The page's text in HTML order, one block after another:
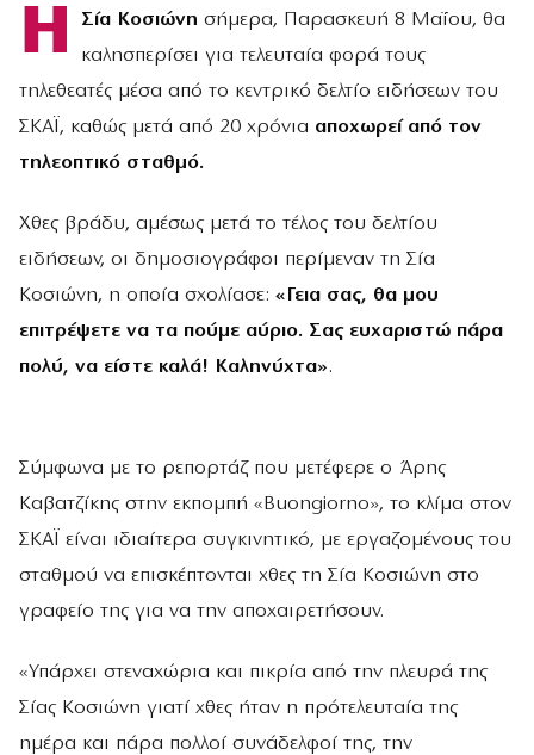
Η Σία Κοσιώνη σήμερα, Παρασκευή 8 Μαΐου, θα
καλησπερίσει για τελευταία φορά τους
τηλεθεατές μέσα από το κεντρικό δελτίο ειδήσεων του
ΣΚΑΪ, καθώς μετά από 20 χρόνια αποχωρεί από τον
τηλεοπτικό σταθμό.
Χθες βράδυ, αμέσως μετά το τέλος του δελτίου
ειδήσεων, οι δημοσιογράφοι περίμεναν τη Σία
Κοσιώνη, η οποία σχολίασε: «Γεια σας, θα μου
επιτρέψετε να τα πούμε αύριο. Σας ευχαριστώ πάρα
πολύ, να είστε καλά! Καληνύχτα».
Σύμφωνα με το ρεπορτάζ που μετέφερε ο Άρης
Καβατζίκης στην εκπομπή «Buongiorno», το κλίμα στον
ΣΚΑΪ είναι ιδιαίτερα συγκινητικό, με εργαζομένους του
σταθμού να επισκέπτονται χθες τη Σία Κοσιώνη στο
γραφείο της για να την αποχαιρετήσουν.
«Υπάρχει στεναχώρια και πικρία από την πλευρά της
Σίας Κοσιώνη γιατί χθες ήταν η πρότελευταία της
ημέρα και πάρα πολλοί συνάδελφοί της, την